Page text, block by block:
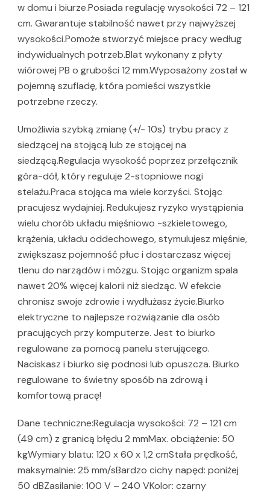
w domu i biurze.Posiada regulację wysokości 72 – 121
cm. Gwarantuje stabilność nawet przy najwyższej
wysokości.Pomoże stworzyć miejsce pracy według
indywidualnych potrzeb.Blat wykonany z płyty
wiórowej PB o grubości 12 mm.Wyposażony został w
pojemną szufladę, która pomieści wszystkie
potrzebne rzeczy.
Umożliwia szybką zmianę (+/- 10s) trybu pracy z
siedzącej na stojącą lub ze stojącej na
siedzącą.Regulacja wysokość poprzez przełącznik
góra-dół, który reguluje 2-stopniowe nogi
stelażu.Praca stojąca ma wiele korzyści. Stojąc
pracujesz wydajniej. Redukujesz ryzyko wystąpienia
wielu chorób układu mięśniowo -szkieletowego,
krążenia, układu oddechowego, stymulujesz mięśnie,
zwiększasz pojemność płuc i dostarczasz więcej
tlenu do narządów i mózgu. Stojąc organizm spala
nawet 20% więcej kalorii niż siedząc. W efekcie
chronisz swoje zdrowie i wydłużasz życie.Biurko
elektryczne to najlepsze rozwiązanie dla osób
pracujących przy komputerze. Jest to biurko
regulowane za pomocą panelu sterującego.
Naciskasz i biurko się podnosi lub opuszcza. Biurko
regulowane to świetny sposób na zdrową i
komfortową pracę!
Dane techniczne:Regulacja wysokości: 72 – 121 cm
(49 cm) z granicą błędu 2 mmMax. obciążenie: 50
kgWymiary blatu: 120 x 60 x 1,2 cmStała prędkość,
maksymalnie: 25 mm/sBardzo cichy napęd: poniżej
50 dBZasilanie: 100 V – 240 VKolor: czarny